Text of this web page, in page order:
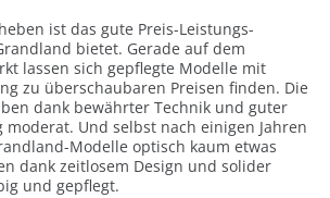
ist das gute Preis-Leistungs-
bietet. Gerade auf dem
lassen sich gepflegte Modelle mit
zu überschaubaren Preisen finden. Die
dank bewährter Technik und guter
moderat. Und selbst nach einigen Jahren
Modelle optisch kaum etwas
dank zeitlosem Design und solider
und gepflegt.